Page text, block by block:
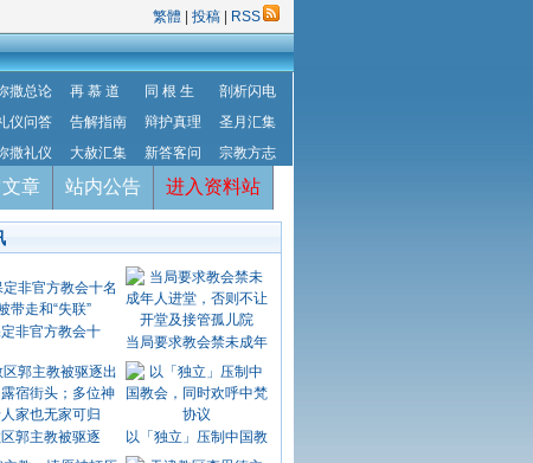
繁體 投稿 RSS
撒总论 再 慕 道 同 根 生
剖析闪电
仪问答 告解指南 辩护真理
圣月汇集
撒礼仪 大赦汇集 新答客问 宗教方志
章 站内公告 进入资料站
非官方教会十
当局要求教会禁未成年
郭主教被驱逐 以「独立」压制中国教